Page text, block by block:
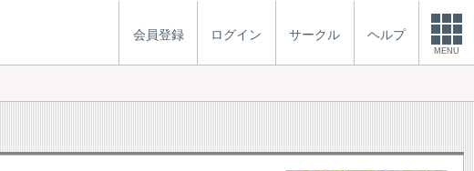
会員登録 ログイン サークル ヘルプ
MENU